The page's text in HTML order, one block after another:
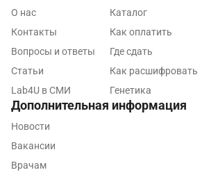
Лобня
Майкоп
Мурманск
О нас
Контакты
Вопросы и ответы
Статьи
Lab4U в СМИ
Каталог
Как оплатить
Где сдать
Как расшифровать
Генетика
Дополнительная информация
Новости
Вакансии
Врачам